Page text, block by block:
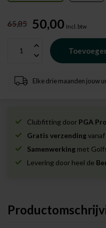
65,85 50,00 Incl. btw
Elke drie maanden jouw
Clubfitting door PGA
Gratis verzending
Samenwerking met
Levering door heel de